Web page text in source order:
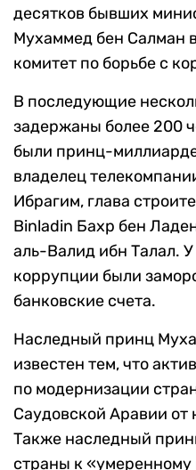
десятков бывших
Мухаммед бен Салман
комитет по борьбе с
В последующие
задержаны более 200
были принц-
владелец
Ибрагим, глава
Binladin Бахр бен
аль-Валид ибн Талал.
коррупции были
банковские счета.
Наследный принц
известен тем, что
по модернизации
Саудовской Аравии от
Также наследный
страны к